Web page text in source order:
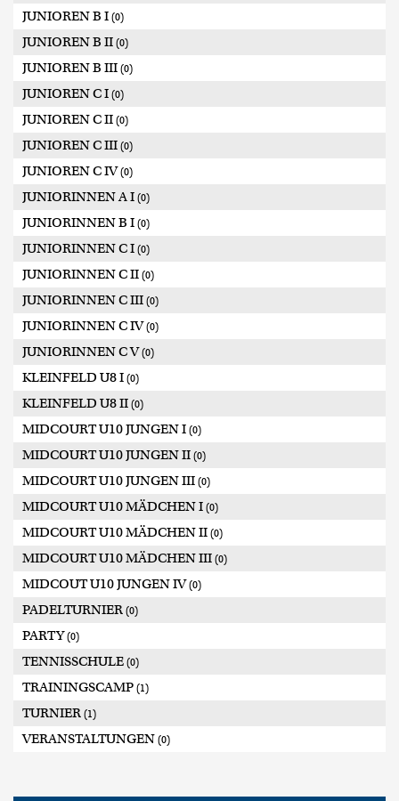
JUNIOREN B I (0)
JUNIOREN B II (0)
JUNIOREN B III (0)
JUNIOREN C I (0)
JUNIOREN C II (0)
JUNIOREN C III (0)
JUNIOREN C IV(0)
JUNIORINNEN A I (0)
JUNIORINNEN B I (0)
JUNIORINNEN C I (0)
JUNIORINNEN C II (0)
JUNIORINNEN C III (0)
JUNIORINNEN C IV(0)
JUNIORINNEN C V(0)
KLEINFELD U8 I (0)
KLEINFELD U8 II (0)
MIDCOURT U10 JUNGEN I (0)
MIDCOURT U10 JUNGEN II (0)
MIDCOURT U10 JUNGEN III (0)
MIDCOURT U10 MÄDCHEN I (0)
MIDCOURT U10 MÄDCHEN II (0)
MIDCOURT U10 MÄDCHEN III (0)
MIDCOUT U10 JUNGEN IV(0)
PADELTURNIER (0)
PARTY(0)
TENNISSCHULE (0)
TRAININGSCAMP (1)
TURNIER (1)
VERANSTALTUNGEN (0)